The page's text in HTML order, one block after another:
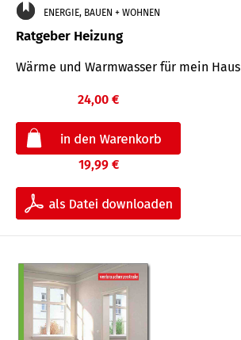
ENERGIE, BAUEN + WOHNEN
Ratgeber Heizung
Wärme und Warmwasser für mein Haus
24,00 €
19,99 €